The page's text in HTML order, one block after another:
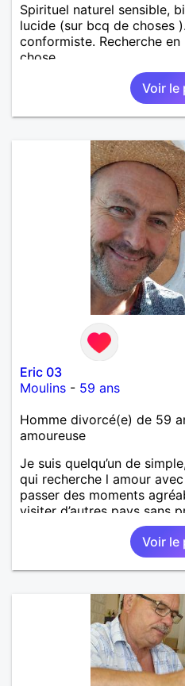
Spirituel naturel sensible,
lucide (sur bcq de choses
conformiste. Recherche en
chose…
Voir le
Eric 03
Moulins - 59 ans
Homme divorcé(e) de 59
amoureuse
Je suis quelqu’un de
qui recherche l amour
passer des moments
visiter d’autres pays sans
Voir le